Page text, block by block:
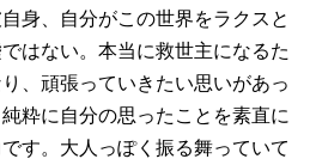
身、自分がこの世界をラクスと
はない。本当に救世主になるた
、頑張っていきたい思いがあっ
粋に自分の思ったことを素直に
す。大人っぽく振る舞っていて